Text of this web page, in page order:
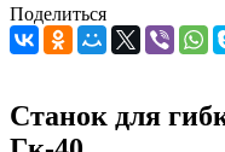
Поделиться
Станок для